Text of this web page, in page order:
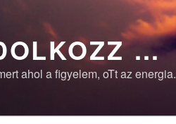
…
ahol a figyelem, oTt az energia.